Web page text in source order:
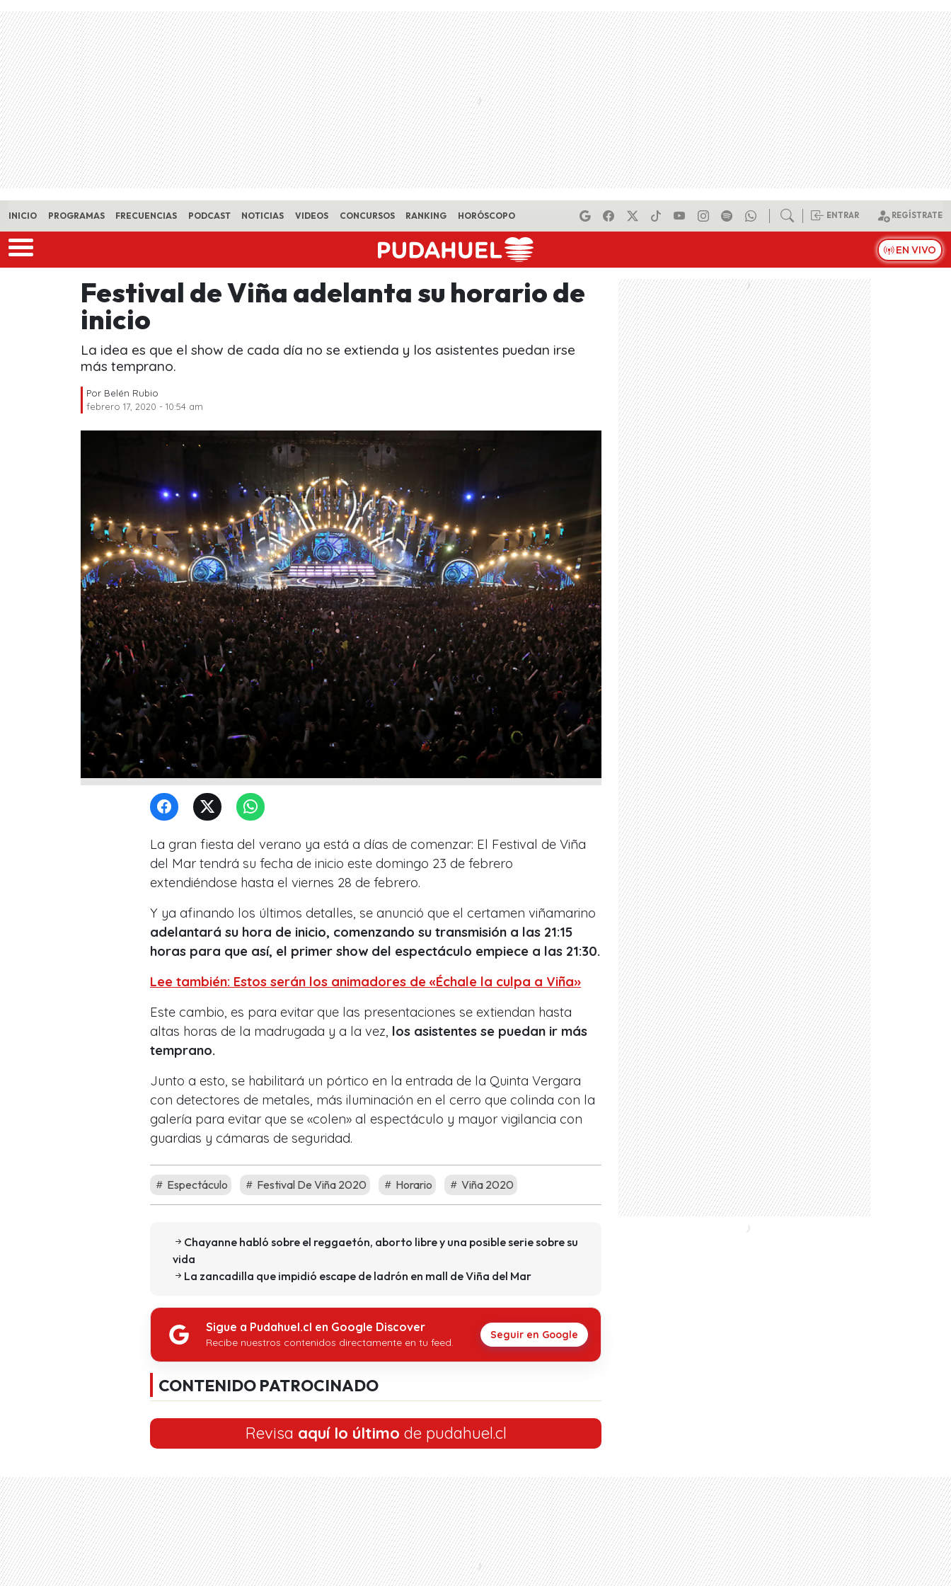
Skip to main content
INICIO PROGRAMAS FRECUENCIAS PODCAST NOTICIAS VIDEOS CONCURSOS RANKING HORÓSCOPO ENTRAR REGÍSTRATE
EN VIVO
Festival de Viña adelanta su horario de
inicio
La idea es que el show de cada día no se extienda y los asistentes puedan irse
más temprano.
Por Belén Rubio
febrero 17, 2020 - 10:54 am
La gran fiesta del verano ya está a días de comenzar: El Festival de Viña
del Mar tendrá su fecha de inicio este domingo 23 de febrero
extendiéndose hasta el viernes 28 de febrero.
Y ya afinando los últimos detalles, se anunció que el certamen viñamarino
adelantará su hora de inicio, comenzando su transmisión a las 21:15
horas para que así, el primer show del espectáculo empiece a las 21:30.
Lee también: Estos serán los animadores de «Échale la culpa a Viña»
Este cambio, es para evitar que las presentaciones se extiendan hasta
altas horas de la madrugada y a la vez, los asistentes se puedan ir más
temprano.
Junto a esto, se habilitará un pórtico en la entrada de la Quinta Vergara
con detectores de metales, más iluminación en el cerro que colinda con la
galería para evitar que se «colen» al espectáculo y mayor vigilancia con
guardias y cámaras de seguridad.
Espectáculo Festival De Viña 2020 Horario Viña 2020
Chayanne habló sobre el reggaetón, aborto libre y una posible serie sobre su
vida
La zancadilla que impidió escape de ladrón en mall de Viña del Mar
Sigue a Pudahuel.cl en Google Discover
Recibe nuestros contenidos directamente en tu feed.
Seguir en Google
CONTENIDO PATROCINADO
Revisa aquí lo último de pudahuel.cl